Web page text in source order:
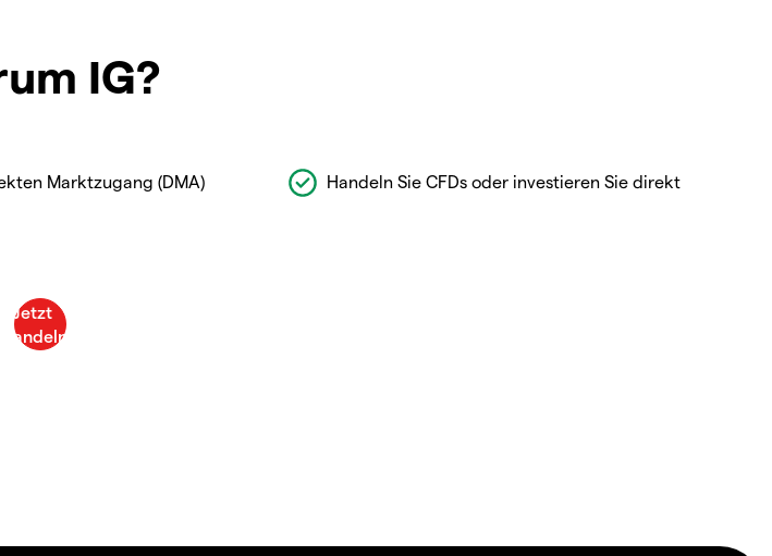
IG?
Marktzugang (DMA) Handeln Sie CFDs oder investieren Sie direkt